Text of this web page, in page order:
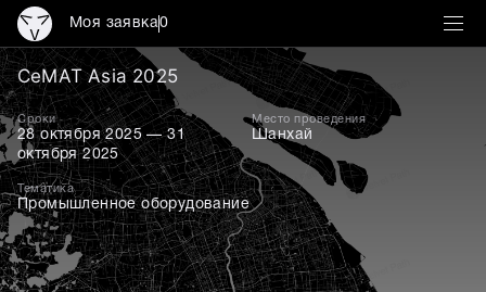
Моя заявка0
CeMAT Asia 2025 —
CeMAT Asia 2025
Сроки
28 октября 2025 — 31
октября 2025
Место проведения
Шанхай
Тематика
Промышленное оборудование